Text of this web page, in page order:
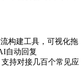
构建工具，可视化拖
自动回复
持对接几百个常见应